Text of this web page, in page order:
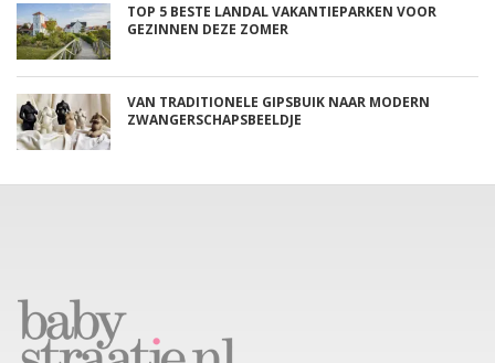
TOP 5 BESTE LANDAL VAKANTIEPARKEN VOOR
GEZINNEN DEZE ZOMER
VAN TRADITIONELE GIPSBUIK NAAR MODERN
ZWANGERSCHAPSBEELDJE